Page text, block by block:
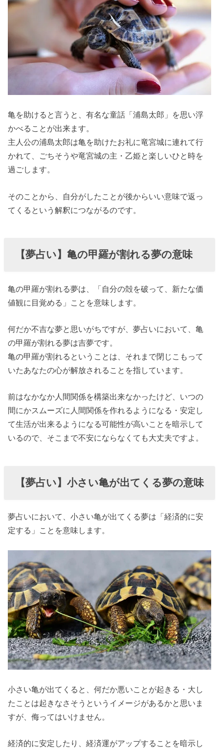
亀を助けると言うと、有名な童話「浦島太郎」を思い浮
かべることが出来ます。
主人公の浦島太郎は亀を助けたお礼に竜宮城に連れて行
かれて、ごちそうや竜宮城の主・乙姫と楽しいひと時を
過ごします。
そのことから、自分がしたことが後からいい意味で返っ
てくるという解釈につながるのです。
【夢占い】亀の甲羅が割れる夢の意味
亀の甲羅が割れる夢は、「自分の殻を破って、新たな価
値観に目覚める」ことを意味します。
何だか不吉な夢と思いがちですが、夢占いにおいて、亀
の甲羅が割れる夢は吉夢です。
亀の甲羅が割れるということは、それまで閉じこもって
いたあなたの心が解放されることを指しています。
前はなかなか人間関係を構築出来なかったけど、いつの
間にかスムーズに人間関係を作れるようになる・安定し
て生活が出来るようになる可能性が高いことを暗示して
いるので、そこまで不安にならなくても大丈夫ですよ。
【夢占い】小さい亀が出てくる夢の意味
夢占いにおいて、小さい亀が出てくる夢は「経済的に安
定する」ことを意味します。
小さい亀が出てくると、何だか悪いことが起きる・大し
たことは起きなさそうというイメージがあるかと思いま
すが、侮ってはいけません。
経済的に安定したり、経済運がアップすることを暗示し